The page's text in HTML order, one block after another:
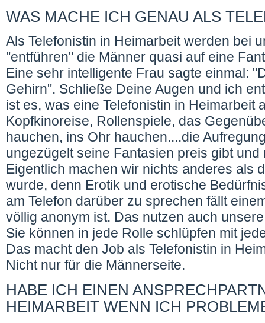
WAS MACHE ICH GENAU ALS
Als Telefonistin in Heimarbeit werden bei
"entführen" die Männer quasi auf eine
Eine sehr intelligente Frau sagte einmal:
Gehirn". Schließe Deine Augen und ich
ist es, was eine Telefonistin in Heimarbeit
Kopfkinoreise, Rollenspiele, das
hauchen, ins Ohr hauchen....die
ungezügelt seine Fantasien preis gibt
Eigentlich machen wir nichts anderes als
wurde, denn Erotik und erotische
am Telefon darüber zu sprechen fällt
völlig anonym ist. Das nutzen auch
Sie können in jede Rolle schlüpfen mit
Das macht den Job als Telefonistin in
Nicht nur für die Männerseite.
HABE ICH EINEN
HEIMARBEIT WENN ICH